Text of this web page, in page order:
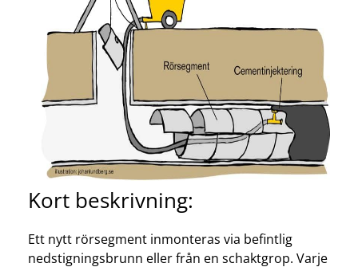
Kort beskrivning:
Ett nytt rörsegment inmonteras via befintlig
nedstigningsbrunn eller från en schaktgrop. Varje